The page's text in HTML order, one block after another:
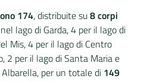
174, distribuite su8 corpi
lago di Garda, 4 per il lago di
Mis, 4 per il lago di Centro
2 per il lago di Santa Maria e
per un totale di 149